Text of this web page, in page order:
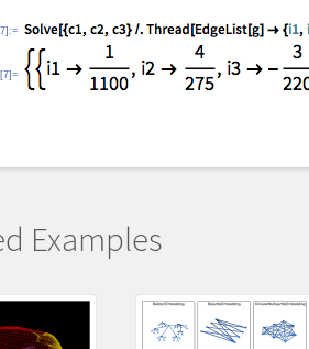
Examples